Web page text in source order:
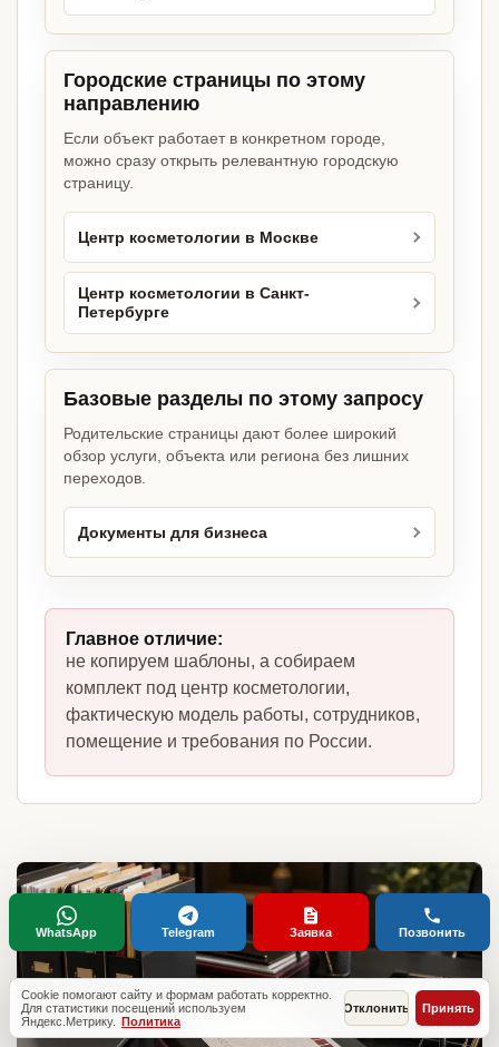
Городские страницы по этому
направлению
Если объект работает в конкретном городе,
можно сразу открыть релевантную городскую
страницу.
Центр косметологии в Москве
Центр косметологии в Санкт-
Петербурге
Базовые разделы по этому запросу
Родительские страницы дают более широкий
обзор услуги, объекта или региона без лишних
переходов.
Документы для бизнеса
Главное отличие:
не копируем шаблоны, а собираем
комплект под центр косметологии,
фактическую модель работы, сотрудников,
помещение и требования по России.
Cookie помогают сайту и формам работать корректно.
Для статистики посещений используем
Яндекс.Метрику. Политика
Отклонить Принять
WhatsApp Telegram Заявка Позвонить